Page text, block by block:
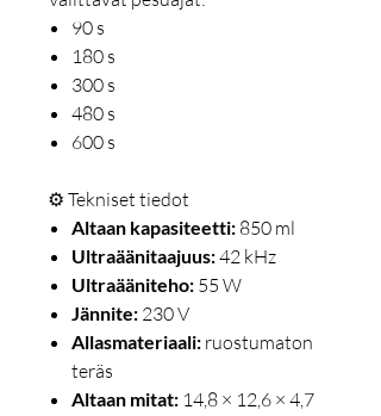
90 s
180 s
300 s
480 s
600 s
⚙️ Tekniset tiedot
Altaan kapasiteetti: 850 ml
Ultraäänitaajuus:42 kHz
Ultraääniteho: 55 W
Jännite: 230 V
Allasmateriaali: ruostumaton
teräs
Altaan mitat: 14,8 × 12,6 × 4,7